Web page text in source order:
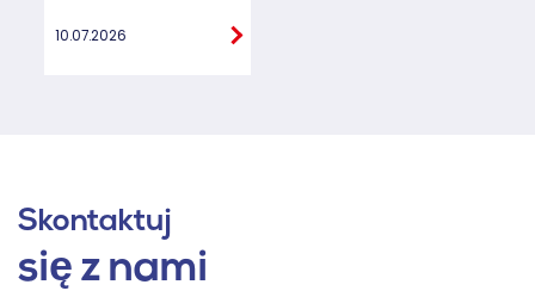
10.07.2026
Skontaktuj
się z nami